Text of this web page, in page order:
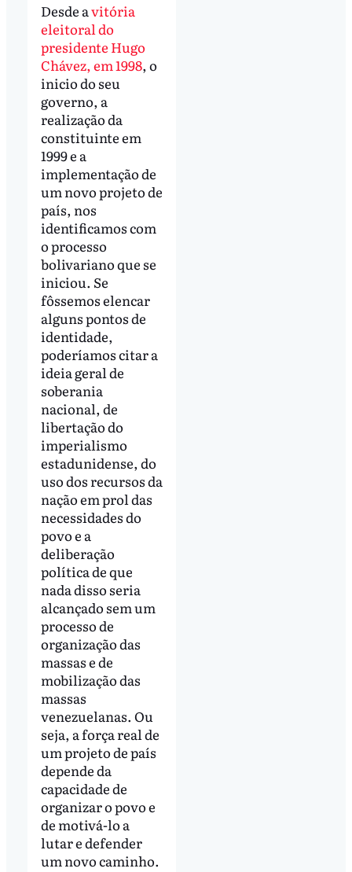
Desde avitória
eleitoral do
presidente Hugo
Chávez, em 1998, o
inicio do seu
governo, a
realização da
constituinte em
1999 e a
implementação de
um novo projeto de
país, nos
identificamos com
o processo
bolivariano que se
iniciou. Se
fôssemos elencar
alguns pontos de
identidade,
poderíamos citar a
ideia geral de
soberania
nacional, de
libertação do
imperialismo
estadunidense, do
uso dos recursos da
nação em prol das
necessidades do
povo e a
deliberação
política de que
nada disso seria
alcançado sem um
processo de
organização das
massas e de
mobilização das
massas
venezuelanas. Ou
seja, a força real de
um projeto de país
depende da
capacidade de
organizar o povo e
de motivá-lo a
lutar e defender
um novo caminho.